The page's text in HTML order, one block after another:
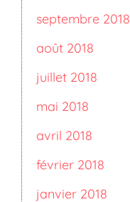
septembre 2018
août 2018
juillet 2018
mai 2018
avril 2018
février 2018
janvier 2018